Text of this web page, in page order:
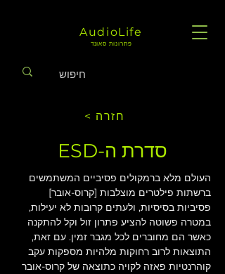
AudioLife
פתרונות סאונד
< חזרה
סדרת ה-ESD
העולם מלא ברמקולים פסיביים המשתמשים
ברשתות פילטרים מוצלבות [קרוס-אובר]
פסיביות בסיסיות, ולעתים קרובות לא יעילות,
במטרה פשוטה להציע פתרון זול וקל להתקנה
כאשר הם מחוברים לכל מגבר זמין. עם זאת,
התוצאות לרוב רחוקות מלהיות מספקות עקב
קוהרנטיות פאזה לקויה כתוצאה של קרוס-אובר